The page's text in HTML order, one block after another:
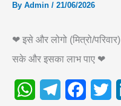
By Admin / 21/06/2026
❤ इसे और लोगो (मित्रो/
सके और इसका लाभ पाए ❤